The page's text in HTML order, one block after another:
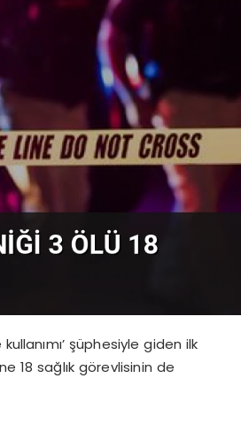
şüphesiyle giden ilk
18 sağlık görevlisinin de